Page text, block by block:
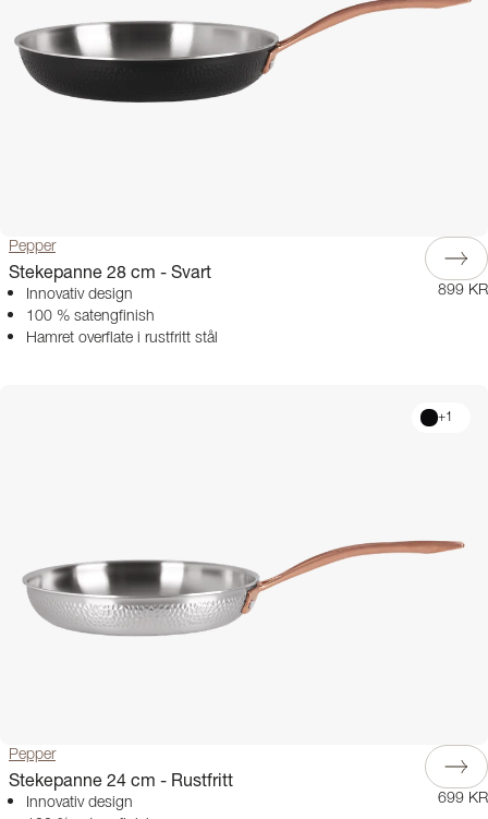
Pepper
Stekepanne 28 cm - Svart
Innovativ design
100 % satengfinish
Hamret overflate i rustfritt stål
899 KR
+1
Pepper
Stekepanne 24 cm - Rustfritt
Innovativ design
699 KR